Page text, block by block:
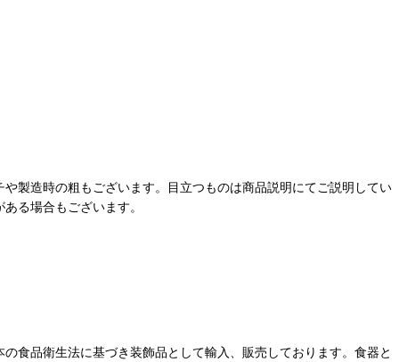
製造時の粗もございます。目立つものは商品説明にてご説明してい
る場合もございます。
食品衛生法に基づき装飾品として輸入、販売しております。食器と